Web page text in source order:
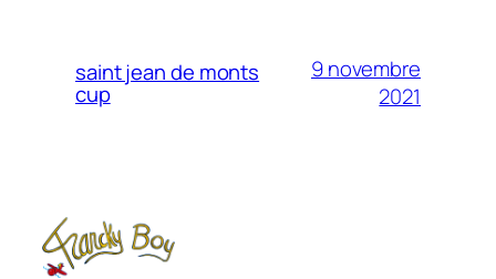
saint jean de monts
cup
9 novembre
2021